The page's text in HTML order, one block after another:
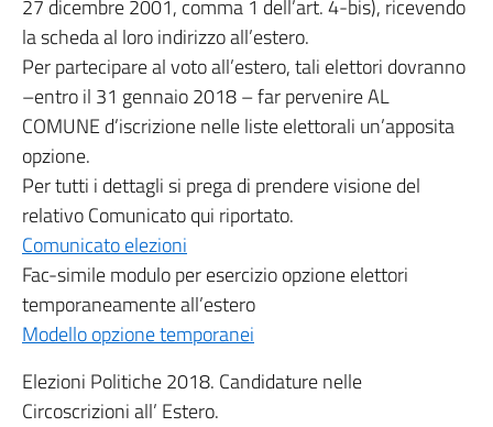
27 dicembre 2001, comma 1 dell’art. 4-bis), ricevendo
la scheda al loro indirizzo all’estero.
Per partecipare al voto all’estero, tali elettori dovranno
–entro il 31 gennaio 2018 – far pervenire AL
COMUNE d’iscrizione nelle liste elettorali un’apposita
opzione.
Per tutti i dettagli si prega di prendere visione del
relativo Comunicato qui riportato.
Comunicato elezioni
Fac-simile modulo per esercizio opzione elettori
temporaneamente all’estero
Modello opzione temporanei
Elezioni Politiche 2018. Candidature nelle
Circoscrizioni all’ Estero.